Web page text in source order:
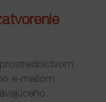
e-mailom